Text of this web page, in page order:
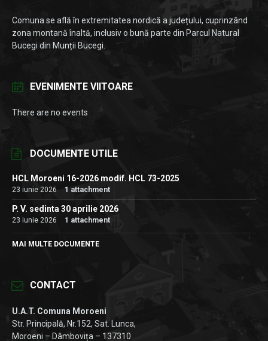
Comuna se află în extremitatea nordică a județului, cuprinzând
zona montană înaltă, inclusiv o bună parte din Parcul Natural
Bucegi din Munții Bucegi.
EVENIMENTE VIITOARE
There are no events
DOCUMENTE UTILE
HCL Moroeni 16-2026 modif. HCL 73-2025
23 iunie 2026 1 attachment
P. V. sedinta 30 aprilie 2026
23 iunie 2026 1 attachment
MAI MULTE DOCUMENTE
CONTACT
U.A.T. Comuna Moroeni
Str. Principală, Nr.152, Sat. Lunca,
Moroeni – Dâmbovița – 137310